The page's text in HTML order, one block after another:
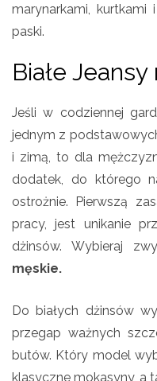
marynarkami,
paski.
Białe
Jeśli w codziennej
jednym z
i zimą, to dla
dodatek, do którego
ostrożnie. Pierwszą
pracy, jest unikanie
dżinsów. Wybieraj
męskie.
Do białych dżinsów
przegap ważnych
butów. Który model
klasyczne mokasyny, a